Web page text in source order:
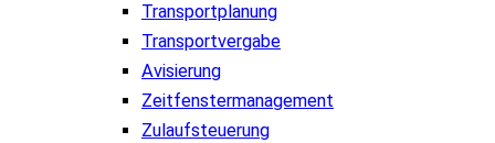
Transportplanung
Transportvergabe
Avisierung
Zeitfenstermanagement
Zulaufsteuerung